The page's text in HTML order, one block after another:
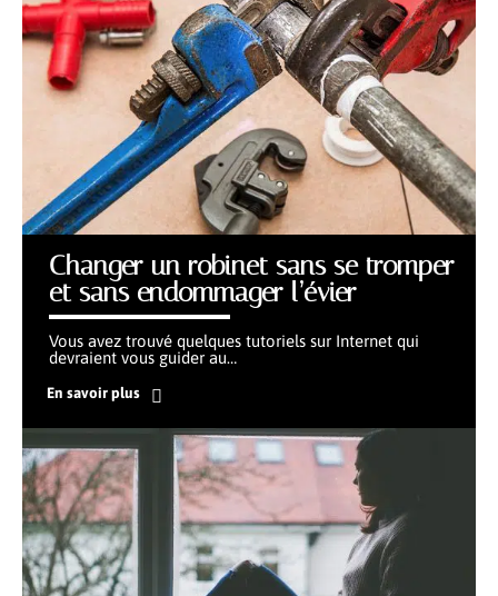
Changer un robinet sans se tromper
et sans endommager l’évier
Vous avez trouvé quelques tutoriels sur Internet qui
devraient vous guider au…
En savoir plus